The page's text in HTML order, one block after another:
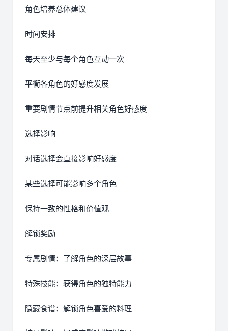
角色培养总体建议
时间安排
每天至少与每个角色互动一次
平衡各角色的好感度发展
重要剧情节点前提升相关角色好感度
选择影响
对话选择会直接影响好感度
某些选择可能影响多个角色
保持一致的性格和价值观
解锁奖励
专属剧情：了解角色的深层故事
特殊技能：获得角色的独特能力
隐藏食谱：解锁角色喜爱的料理